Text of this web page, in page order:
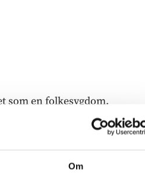
Om
som en folkesygdom.
stress hver dag,
lønmodtagere føler